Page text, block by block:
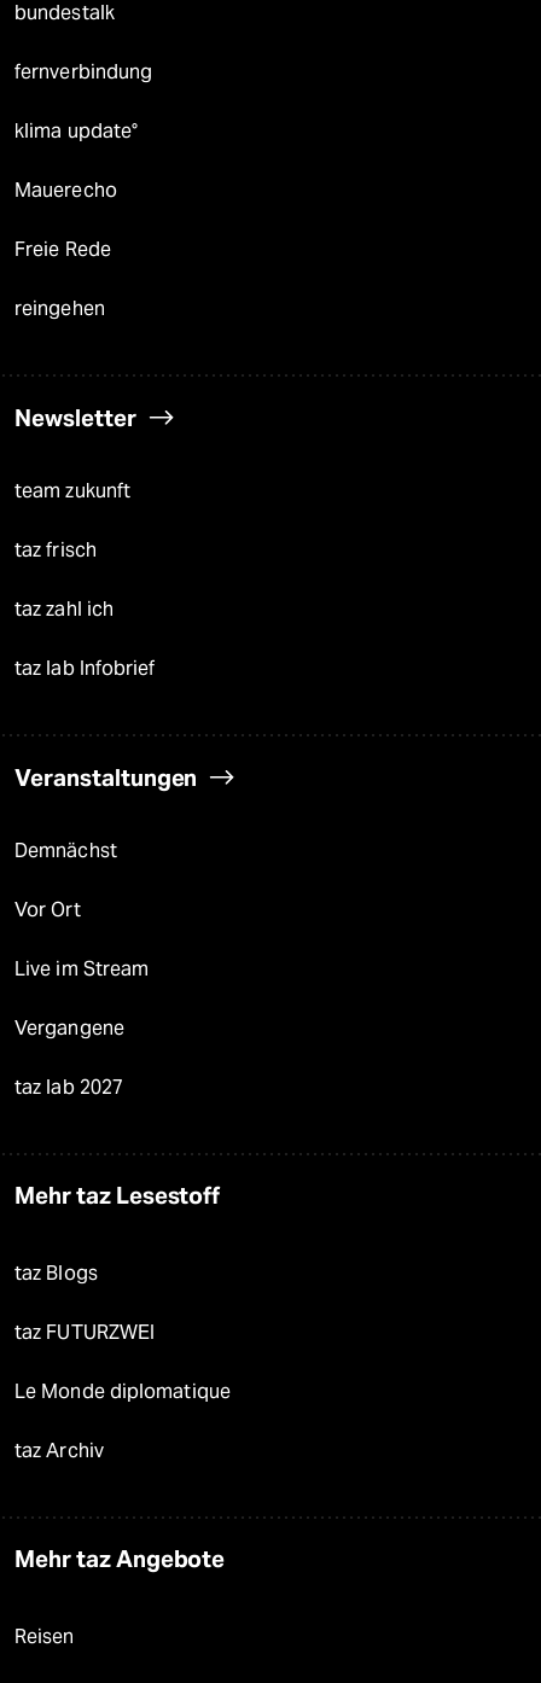
bundestalk
fernverbindung
klima update°
Mauerecho
Freie Rede
reingehen
Newsletter
team zukunft
taz frisch
taz zahl ich
taz lab Infobrief
Veranstaltungen
Demnächst
Vor Ort
Live im Stream
Vergangene
taz lab 2027
Mehr taz Lesestoff
taz Blogs
taz FUTURZWEI
Le Monde diplomatique
taz Archiv
Mehr taz Angebote
Reisen